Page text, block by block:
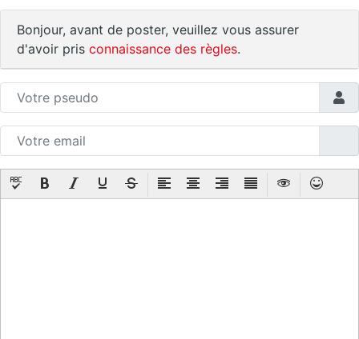
Bonjour, avant de poster, veuillez vous assurer
d'avoir pris connaissance des règles.